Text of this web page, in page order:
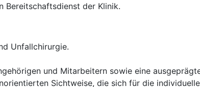
Bereitschaftsdienst der Klinik.
Unfallchirurgie.
und Mitarbeitern sowie eine
Sichtweise, die sich für die